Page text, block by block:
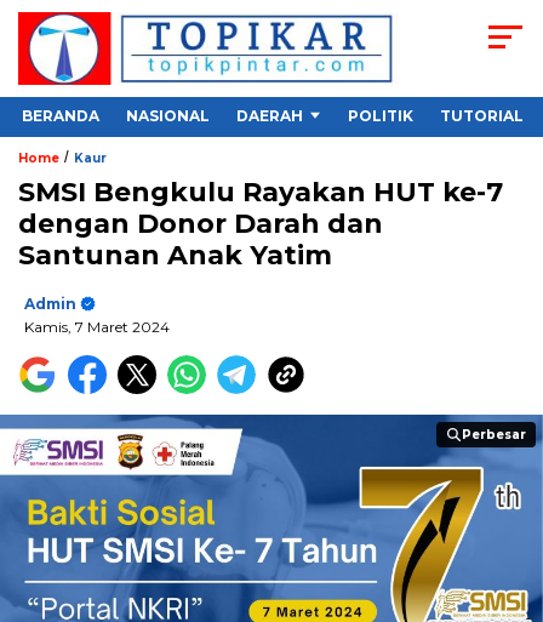
BERANDA NASIONAL DAERAH POLITIK TUTORIAL
Home / Kaur
SMSI Bengkulu Rayakan HUT ke-7
dengan Donor Darah dan
Santunan Anak Yatim
Admin
Kamis, 7 Maret 2024
Perbesar
Perbesar